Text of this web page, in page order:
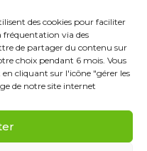
des cookies pour faciliter
fréquentation via des
de partager du contenu sur
choix pendant 6 mois. Vous
cliquant sur l'icône "gérer les
de notre site internet